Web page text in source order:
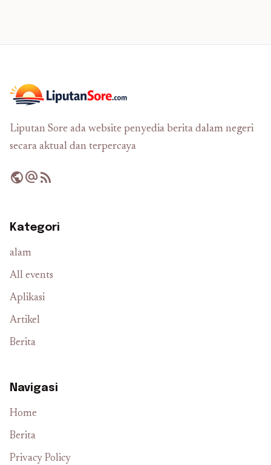
Liputan Sore ada website penyedia berita dalam negeri
secara aktual dan terpercaya
publicalternate_emailrss_feed
Kategori
alam
All events
Aplikasi
Artikel
Berita
Navigasi
Home
Berita
Privacy Policy